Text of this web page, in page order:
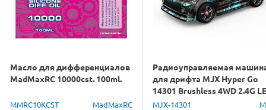
Масло для дифференциалов
MadMaxRC 10000cst. 100ml.
MMRC10KCST MadMaxRC
Радиоуправляемая
для дрифта MJX Hyper Go
14301 Brushless 4WD 2.4G
1/14 RTR
MJX-14301